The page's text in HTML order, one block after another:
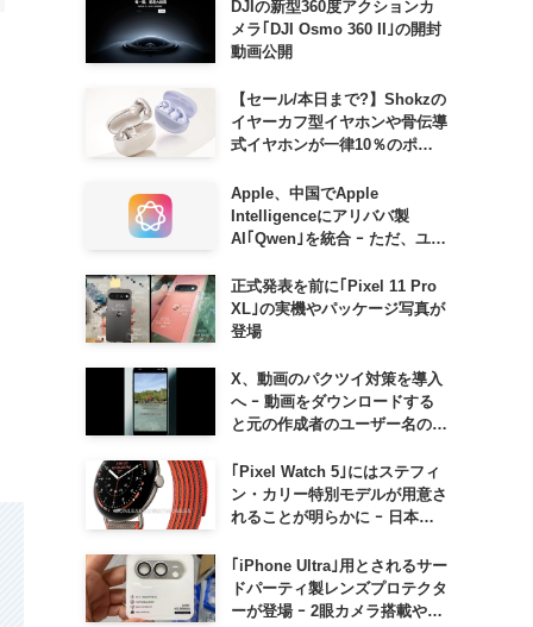
DJIの新型360度アクションカ
メラ｢DJI Osmo 360 II｣の開封
動画公開
【セール/本日まで?】Shokzの
イヤーカフ型イヤホンや骨伝導
式イヤホンが一律10％のポイ
Apple、中国でApple
Intelligenceにアリババ製
AI｢Qwen｣を統合 ｰ ただ、ユー
正式発表を前に｢Pixel 11 Pro
XL｣の実機やパッケージ写真が
登場
X、動画のパクツイ対策を導入
へ ｰ 動画をダウンロードする
と元の作成者のユーザー名の透
｢Pixel Watch 5｣にはステフィ
ン・カリー特別モデルが用意さ
れることが明らかに ｰ 日本で
う｢iPhone Ultra｣用とされるサー
ドパーティ製レンズプロテクタ
ーが登場 ｰ 2眼カメラ搭載や一